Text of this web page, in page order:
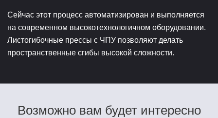
Сейчас этот процесс автоматизирован и выполняется
на современном высокотехнологичном оборудовании.
Листогибочные прессы с ЧПУ позволяют делать
пространственные сгибы высокой сложности.
Возможно вам будет интересно